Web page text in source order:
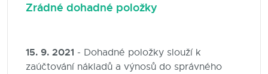
Zrádné dohadné položky
15. 9. 2021 - Dohadné položky slouží k
zaúčtování nákladů a výnosů do správného